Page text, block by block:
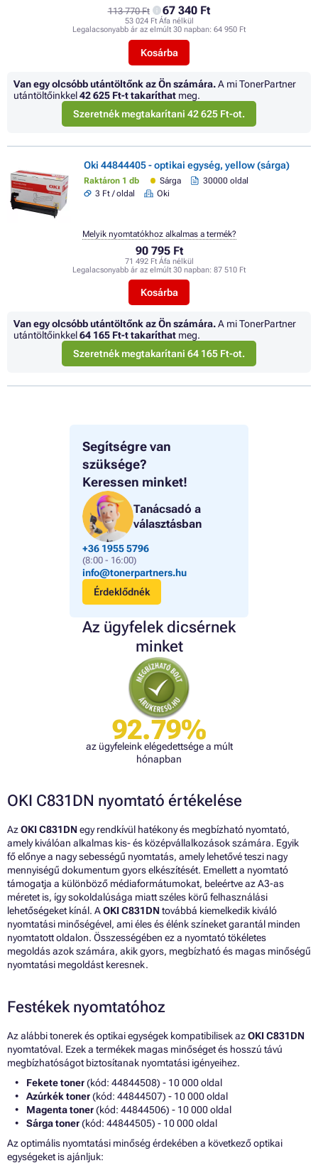
Segítségre van
szüksége?
Keressen minket!
Tanácsadó a
választásban
+36 1955 5796
(8:00 - 16:00)
info@tonerpartners.hu
Érdeklődnék
Az ügyfelek dicsérnek
minket
92.79%
az ügyfeleink elégedettsége a múlt
hónapban
113 770 Ft 67 340 Ft
53 024 Ft Áfa nélkül
Legalacsonyabb ár az elmúlt 30 napban: 64 950 Ft
Kosárba
Van egy olcsóbb utántöltőnk az Ön számára.A mi TonerPartner
utántöltőinkkel42 625 Ft-t takaríthat meg.
Szeretnék megtakarítani 42 625 Ft-ot.
Oki 44844405 - optikai egység, yellow (sárga)
Raktáron 1 db Sárga
30000 oldal
3 Ft / oldal
Oki
90 795 Ft
71 492 Ft Áfa nélkül
Legalacsonyabb ár az elmúlt 30 napban: 87 510 Ft
Kosárba
Melyik nyomtatókhoz alkalmas a termék?
Van egy olcsóbb utántöltőnk az Ön számára.A mi TonerPartner
utántöltőinkkel64 165 Ft-t takaríthat meg.
Szeretnék megtakarítani 64 165 Ft-ot.
OKI C831DN nyomtató értékelése
AzOKI C831DN egy rendkívül hatékony és megbízható nyomtató,
amely kiválóan alkalmas kis- és középvállalkozások számára. Egyik
fő előnye a nagy sebességű nyomtatás, amely lehetővé teszi nagy
mennyiségű dokumentum gyors elkészítését. Emellett a nyomtató
támogatja a különböző médiaformátumokat, beleértve az A3-as
méretet is, így sokoldalúsága miatt széles körű felhasználási
lehetőségeket kínál. AOKI C831DN továbbá kiemelkedik kiváló
nyomtatási minőségével, ami éles és élénk színeket garantál minden
nyomtatott oldalon. Összességében ez a nyomtató tökéletes
megoldás azok számára, akik gyors, megbízható és magas minőségű
nyomtatási megoldást keresnek.
Festékek nyomtatóhoz
Az alábbi tonerek és optikai egységek kompatibilisek azOKI C831DN
nyomtatóval. Ezek a termékek magas minőséget és hosszú távú
megbízhatóságot biztosítanak nyomtatási igényeihez.
Fekete toner(kód: 44844508) - 10 000 oldal
Azúrkék toner(kód: 44844507) - 10 000 oldal
Magenta toner(kód: 44844506) - 10 000 oldal
Sárga toner(kód: 44844505) - 10 000 oldal
Az optimális nyomtatási minőség érdekében a következő optikai
egységeket is ajánljuk: